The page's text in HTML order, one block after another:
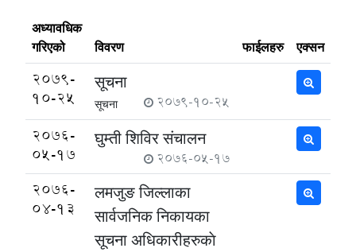
अध्यावधिक
गरिएको
विवरण फाईलहरु एक्सन
2079-
10-25
सूचना
सूचना 2079-10-25
2076-
05-17
घुम्ती शिविर संचालन
2076-05-17
2076-
04-13
लमजुङ जिल्लाका
सार्वजनिक निकायका
सूचना अधिकारीहरुकाे